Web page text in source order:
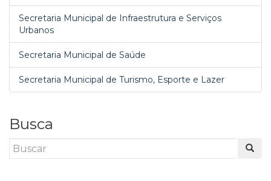
Secretaria Municipal de Infraestrutura e Serviços
Urbanos
Secretaria Municipal de Saúde
Secretaria Municipal de Turismo, Esporte e Lazer
Busca